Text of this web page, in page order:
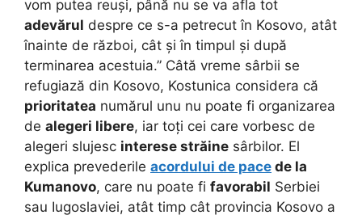
vom putea reuși, până nu se va afla tot
adevărul despre ce s-a petrecut în Kosovo, atât
înainte de război, cât și în timpul și după
terminarea acestuia.” Câtă vreme sârbii se
refugiază din Kosovo, Kostunica considera că
prioritatea numărul unu nu poate fi organizarea
de alegeri libere, iar toți cei care vorbesc de
alegeri slujesc interese străine sârbilor. El
explica prevederile acordului de pace de la
Kumanovo, care nu poate fi favorabil Serbiei
sau Iugoslaviei, atât timp cât provincia Kosovo a